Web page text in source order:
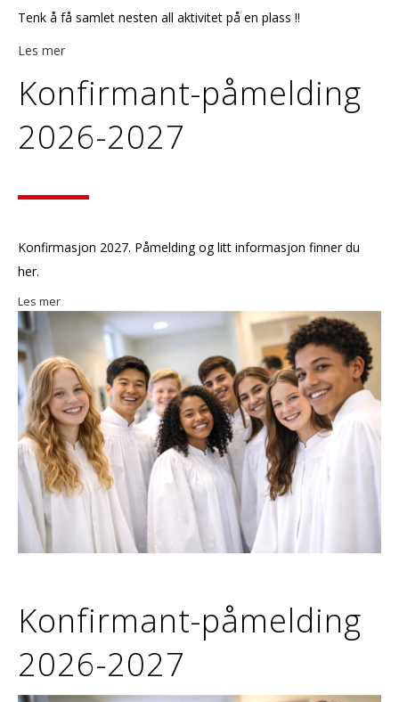
Tenk å få samlet nesten all aktivitet på en plass !!
Les mer
Konfirmant-påmelding
2026-2027
Konfirmasjon 2027. Påmelding og litt informasjon finner du
her.
Les mer
Konfirmant-påmelding
2026-2027